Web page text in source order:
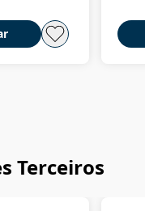
Terceiros